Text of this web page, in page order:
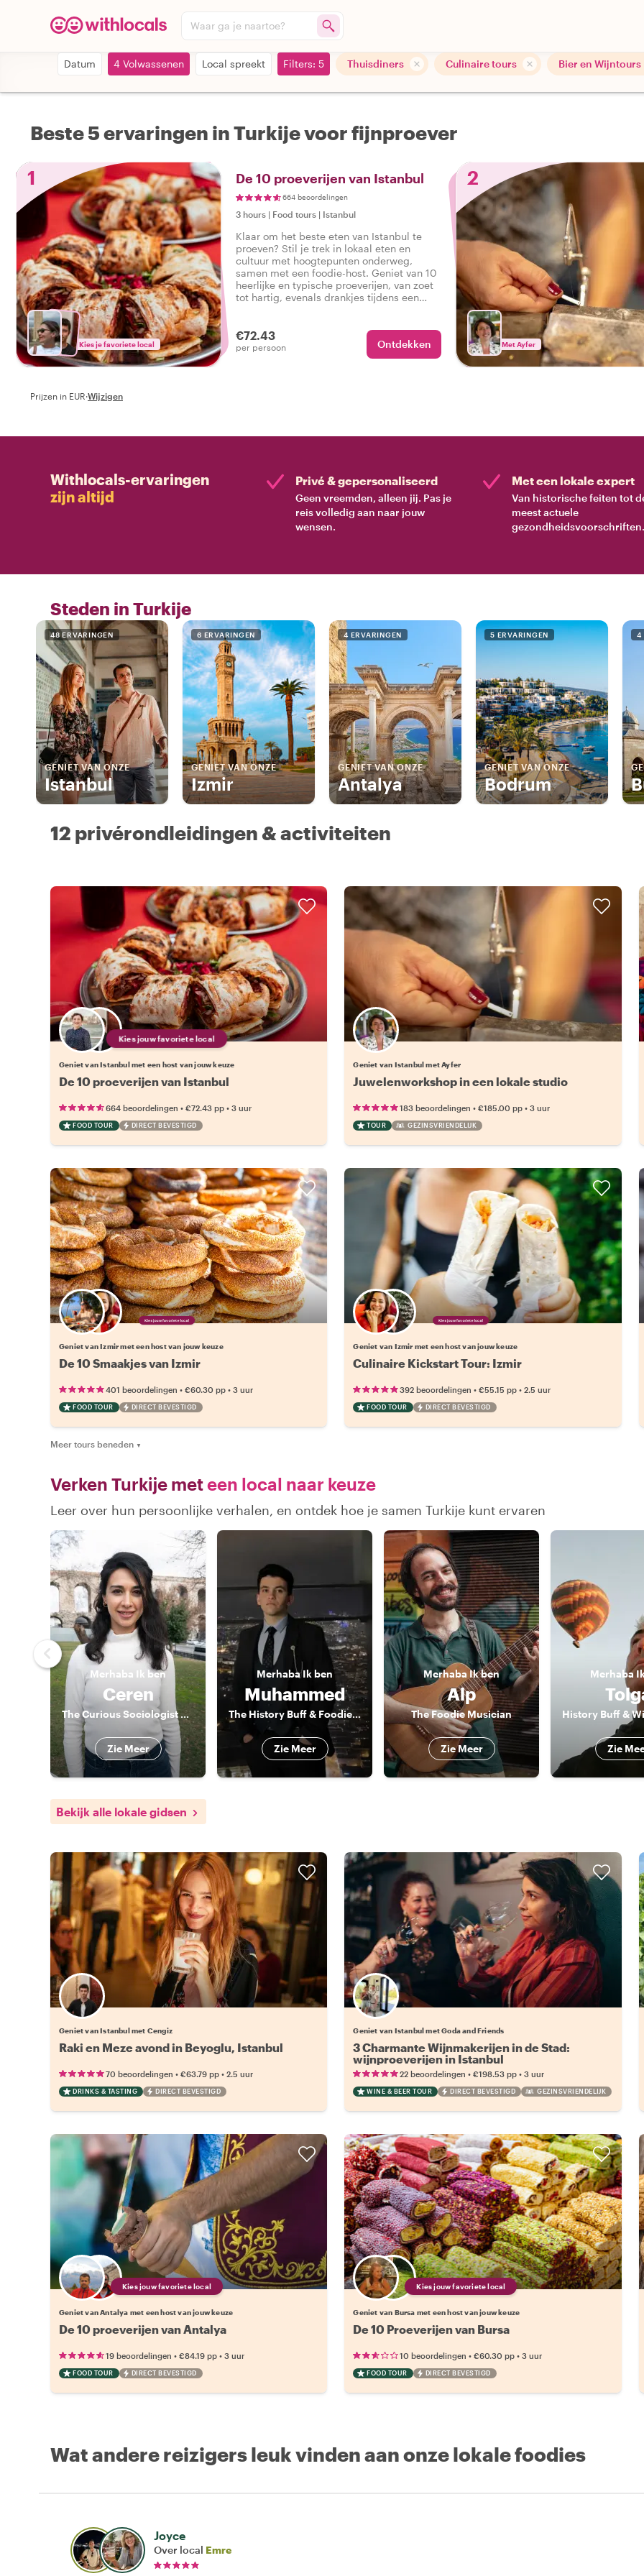
Waar ga je naartoe?
Datum 4 Volwassenen Local spreekt Filters: 5 Thuisdiners Culinaire tours Bier en Wijntours
Beste 5 ervaringen in Turkije voor fijnproever
1
Kies je favoriete local
De 10 proeverijen van Istanbul
664 beoordelingen
3 hours | Food tours | Istanbul
Klaar om het beste eten van Istanbul te
proeven? Stil je trek in lokaal eten en
cultuur met hoogtepunten onderweg,
samen met een foodie-host. Geniet van 10
heerlijke en typische proeverijen, van zoet
tot hartig, evenals drankjes tijdens een
€72.43
per persoon Ontdekken
2
Met Ayfer
Prijzen in EUR·Wijzigen
Withlocals-ervaringen
zijn altijd
Privé & gepersonaliseerd
Geen vreemden, alleen jij. Pas je
reis volledig aan naar jouw
wensen.
Met een lokale expert
Van historische feiten tot
meest actuele
gezondheidsvoorschriften.
Steden in Turkije
48 ERVARINGEN
GENIET VAN ONZE
Istanbul
6 ERVARINGEN
GENIET VAN ONZE
Izmir
4 ERVARINGEN
GENIET VAN ONZE
Antalya
5 ERVARINGEN
GENIET VAN ONZE
Bodrum
4
12 privérondleidingen & activiteiten
Kies jouw favoriete local
Geniet van Istanbul met een host van jouw keuze
De 10 proeverijen van Istanbul
664 beoordelingen • €72.43 pp • 3 uur
FOOD TOUR DIRECT BEVESTIGD
Geniet van Istanbul met Ayfer
Juwelenworkshop in een lokale studio
183 beoordelingen •€185.00 pp •3 uur
TOUR GEZINSVRIENDELIJK
Kies jouw favoriete local
Geniet van Izmir met een host van jouw keuze
De 10 Smaakjes van Izmir
401 beoordelingen • €60.30 pp • 3 uur
FOOD TOUR DIRECT BEVESTIGD
Kies jouw favoriete local
Geniet van Izmir met een host van jouw keuze
Culinaire Kickstart Tour: Izmir
392 beoordelingen •€55.15 pp •2.5 uur
FOOD TOUR DIRECT BEVESTIGD
Meer tours beneden ▼
Verken Turkije meteen local naar keuze
Leer over hun persoonlijke verhalen, en ontdek hoe je samen Turkije kunt ervaren
Merhaba Ik ben
Ceren
The Curious Sociologist & Actor
Zie Meer
Merhaba Ik ben
Muhammed
The History Buff & Foodie Guide
Zie Meer
Merhaba Ik ben
Alp
The Foodie Musician
Zie Meer
Merhaba
Zie
Bekijk alle lokale gidsen
Geniet van Istanbul met Cengiz
Raki en Meze avond in Beyoglu, Istanbul
70 beoordelingen • €63.79 pp • 2.5 uur
DRINKS & TASTING DIRECT BEVESTIGD
Geniet van Istanbul met Goda and Friends
3 Charmante Wijnmakerijen in de Stad:
wijnproeverijen in Istanbul
22 beoordelingen •€198.53 pp •3 uur
WINE & BEER TOUR DIRECT BEVESTIGD GEZINSVRIENDELIJK
Kies jouw favoriete local
Geniet van Antalya met een host van jouw keuze
De 10 proeverijen van Antalya
19 beoordelingen • €84.19 pp • 3 uur
FOOD TOUR DIRECT BEVESTIGD
Kies jouw favoriete local
Geniet van Bursa met een host van jouw keuze
De 10 Proeverijen van Bursa
10 beoordelingen •€60.30 pp •3 uur
FOOD TOUR DIRECT BEVESTIGD
Wat andere reizigers leuk vinden aan onze lokale foodies
Joyce
Over local Emre